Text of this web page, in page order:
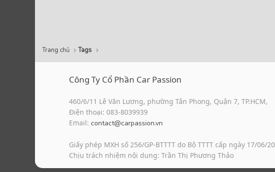
Trang chủ Tags
Công Ty Cổ Phần Car Passion
460/6/11 Lê Văn Lương, phường Tân Phong, Quận 7, TP.HCM,
Điện thoại: 083-8039939
Email: contact@carpassion.vn
Giấy phép MXH số 256/GP-BTTTT do Bộ TTTT cấp ngày 17/06/
Chịu trách nhiệm nội dung: Trần Thị Phương Thảo